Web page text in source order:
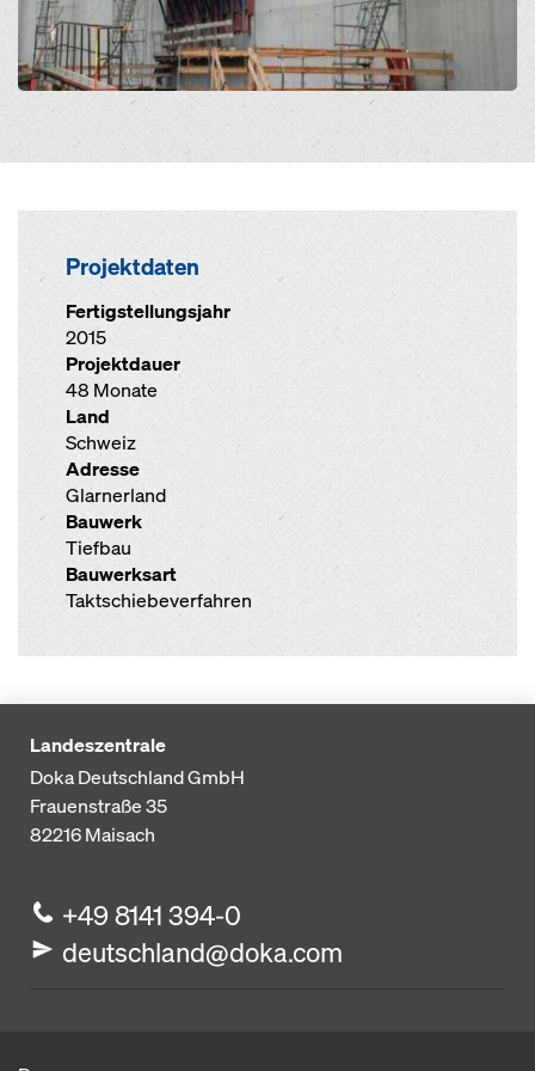
Projektdaten
Fertigstellungsjahr
2015
Projektdauer
48 Monate
Land
Schweiz
Adresse
Glarnerland
Bauwerk
Tiefbau
Bauwerksart
Taktschiebeverfahren
Landeszentrale
Doka Deutschland GmbH
Frauenstraße 35
82216Maisach
+49 8141 394-0
deutschland@doka.com